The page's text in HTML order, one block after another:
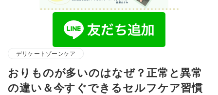
デリケートゾーンケア
おりものが多いのはなぜ？正常と異常
の違い＆今すぐできるセルフケア習慣